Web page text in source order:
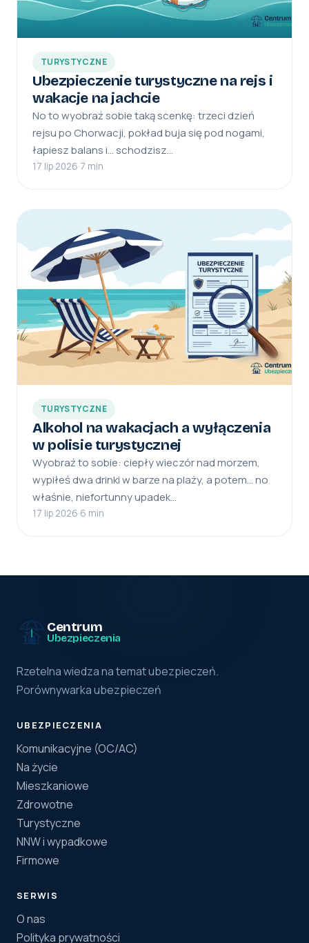
TURYSTYCZNE
Ubezpieczenie turystyczne na rejs i
wakacje na jachcie
No to wyobraź sobie taką scenkę: trzeci dzień
rejsu po Chorwacji, pokład buja się pod nogami,
łapiesz balans i… schodzisz…
17 lip 2026·7 min
TURYSTYCZNE
Alkohol na wakacjach a wyłączenia
w polisie turystycznej
Wyobraź to sobie: ciepły wieczór nad morzem,
wypiłeś dwa drinki w barze na plaży, a potem… no
właśnie, niefortunny upadek…
17 lip 2026·6 min
Centrum
Ubezpieczenia
Rzetelna wiedza na temat ubezpieczeń.
Porównywarka ubezpieczeń
UBEZPIECZENIA
Komunikacyjne (OC/AC)
Na życie
Mieszkaniowe
Zdrowotne
Turystyczne
NNW i wypadkowe
Firmowe
SERWIS
O nas
Polityka prywatności